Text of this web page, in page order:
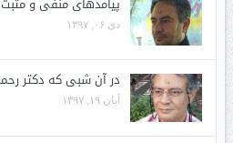
دی ۰۶, ۱۳۹۷
در آن شبی که دکتر
آبان ۱۹, ۱۳۹۷